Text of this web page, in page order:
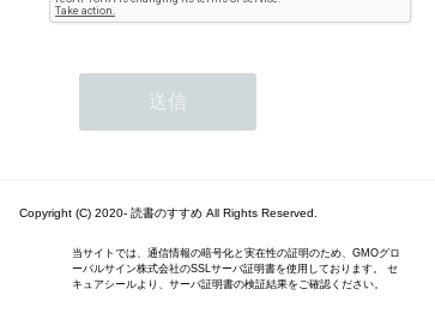
Copyright (C) 2020- 読書のすすめ All Rights Reserved.
当サイトでは、通信情報の暗号化と実在性の証明のため、GMOグロ
ーバルサイン株式会社のSSLサーバ証明書を使用しております。 セ
キュアシールより、サーバ証明書の検証結果をご確認ください。